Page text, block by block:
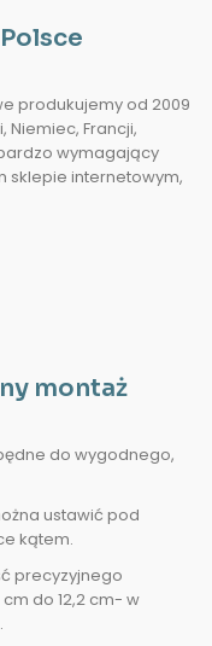
produkujemy od 2009
Niemiec, Francji,
bardzo wymagający
sklepie internetowym,
montaż
do wygodnego,
ustawić pod
kątem.
precyzyjnego
do 12,2 cm- w